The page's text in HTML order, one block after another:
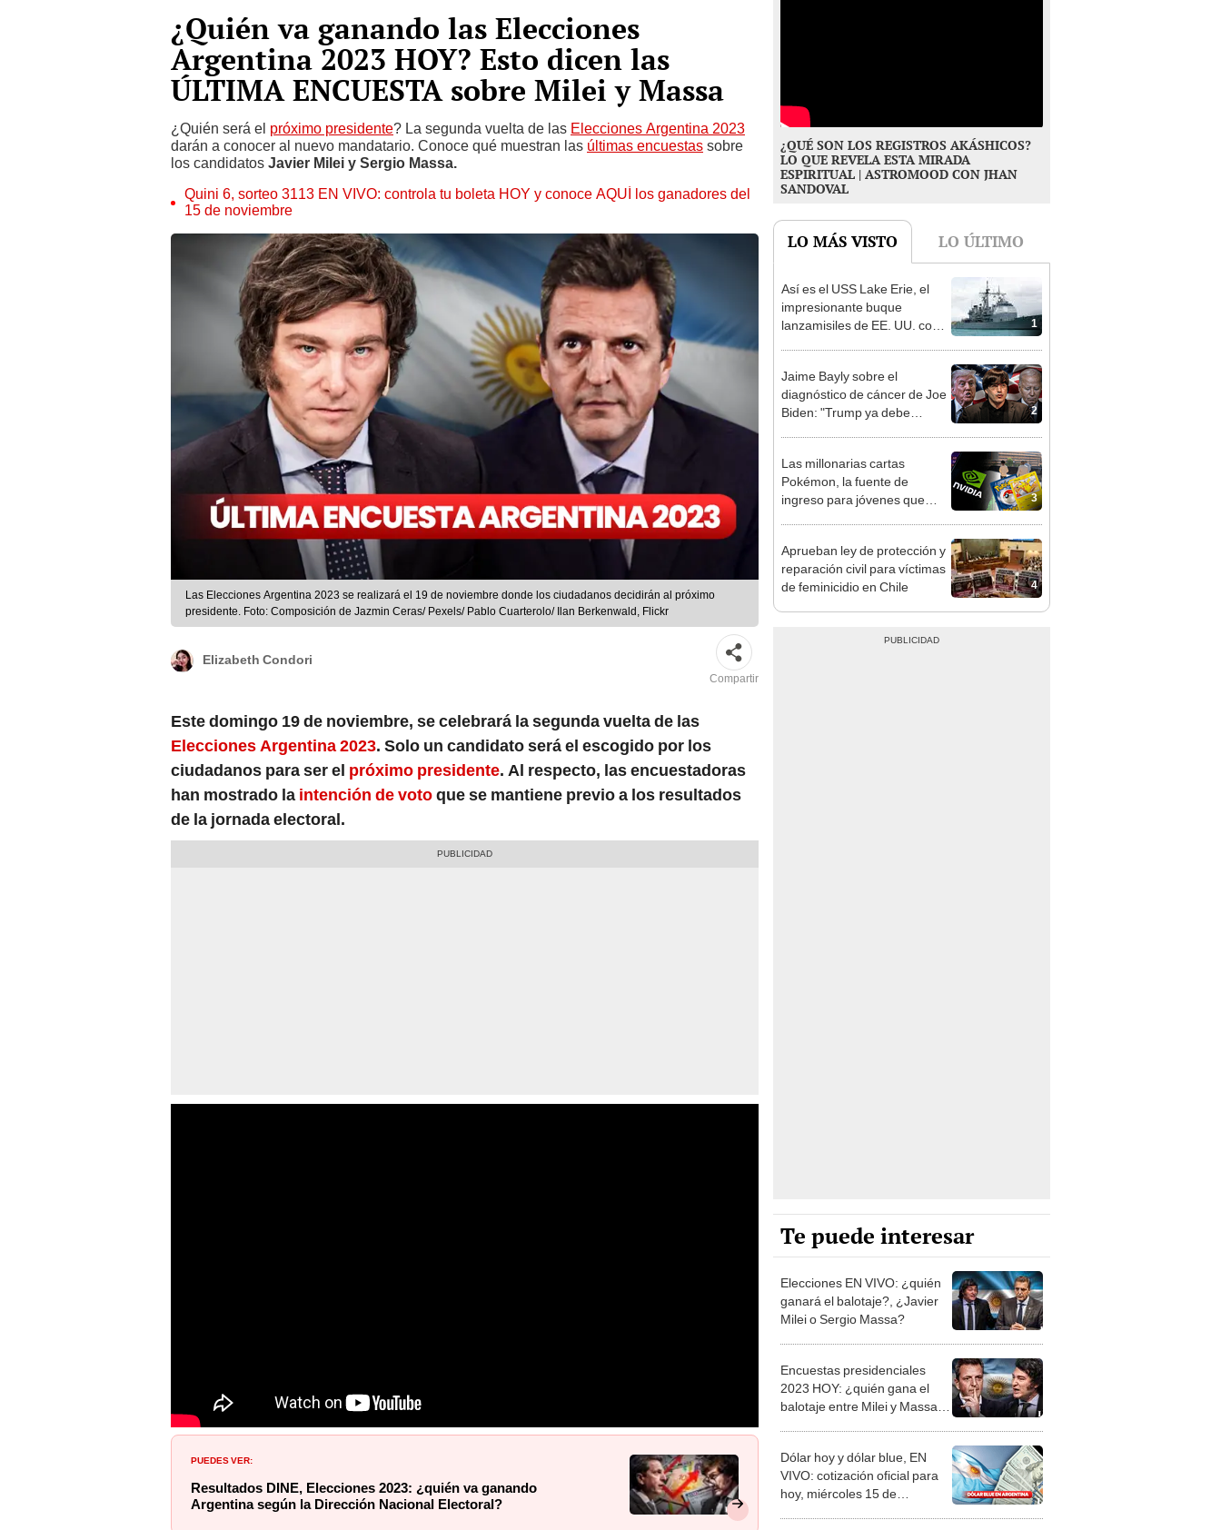
¿Quién va ganando las Elecciones
Argentina 2023 HOY? Esto dicen las
ÚLTIMA ENCUESTA sobre Milei y Massa
¿Quién será el próximo presidente? La segunda vuelta de las Elecciones Argentina 2023
darán a conocer al nuevo mandatario. Conoce qué muestran las últimas encuestas sobre
los candidatos Javier Milei y Sergio Massa.
Quini 6, sorteo 3113 EN VIVO: controla tu boleta HOY y conoce AQUÍ los ganadores del
15 de noviembre
Las Elecciones Argentina 2023 se realizará el 19 de noviembre donde los ciudadanos decidirán al próximo
presidente. Foto: Composición de Jazmin Ceras/ Pexels/ Pablo Cuarterolo/ Ilan Berkenwald, Flickr
Elizabeth Condori
Compartir
Este domingo 19 de noviembre, se celebrará la segunda vuelta de las
Elecciones Argentina 2023. Solo un candidato será el escogido por los
ciudadanos para ser el próximo presidente. Al respecto, las encuestadoras
han mostrado la intención de votoque se mantiene previo a los resultados
de la jornada electoral.
PUEDES VER:
Resultados DINE, Elecciones 2023: ¿quién va ganando
Argentina según la Dirección Nacional Electoral?
¿QUÉ SON LOS REGISTROS AKÁSHICOS?
LO QUE REVELA ESTA MIRADA
ESPIRITUAL | ASTROMOOD CON JHAN
SANDOVAL
LO MÁS VISTO LO ÚLTIMO
1
Así es el USS Lake Erie, el
impresionante buque
lanzamisiles de EE. UU. con
2
Jaime Bayly sobre el
diagnóstico de cáncer de Joe
Biden: "Trump ya debe
3
Las millonarias cartas
Pokémon, la fuente de
ingreso para jóvenes que
4
Aprueban ley de protección y
reparación civil para víctimas
de feminicidio en Chile
Te puede interesar
Elecciones EN VIVO: ¿quién
ganará el balotaje?, ¿Javier
Milei o Sergio Massa?
Encuestas presidenciales
2023 HOY: ¿quién gana el
balotaje entre Milei y Massa
Dólar hoy y dólar blue, EN
VIVO: cotización oficial para
hoy, miércoles 15 de